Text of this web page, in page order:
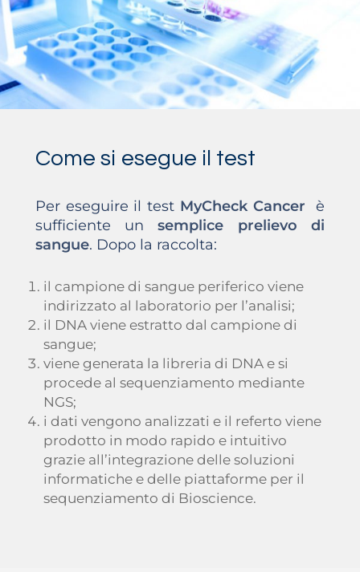
Come si esegue il test
Per eseguire il test MyCheck Cancer
è
sufficiente unsemplice prelievo di
sangue. Dopo la raccolta:
il campione di sangue periferico viene
indirizzato al laboratorio per l’analisi;
il DNA viene estratto dal campione di
sangue;
viene generata la libreria di DNA e si
procede al sequenziamento mediante
NGS;
i dati vengono analizzati e il referto viene
prodotto in modo rapido e intuitivo
grazie all’integrazione delle soluzioni
informatiche e delle piattaforme per il
sequenziamento di Bioscience.